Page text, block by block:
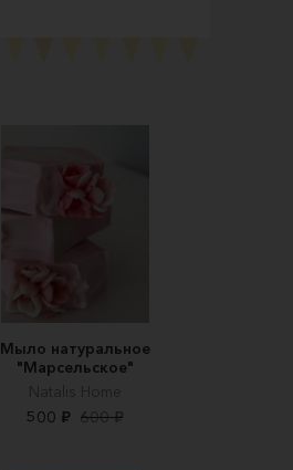
Мыло натуральное
"Марсельское"
Natalis Home
500 ₽ 600 ₽